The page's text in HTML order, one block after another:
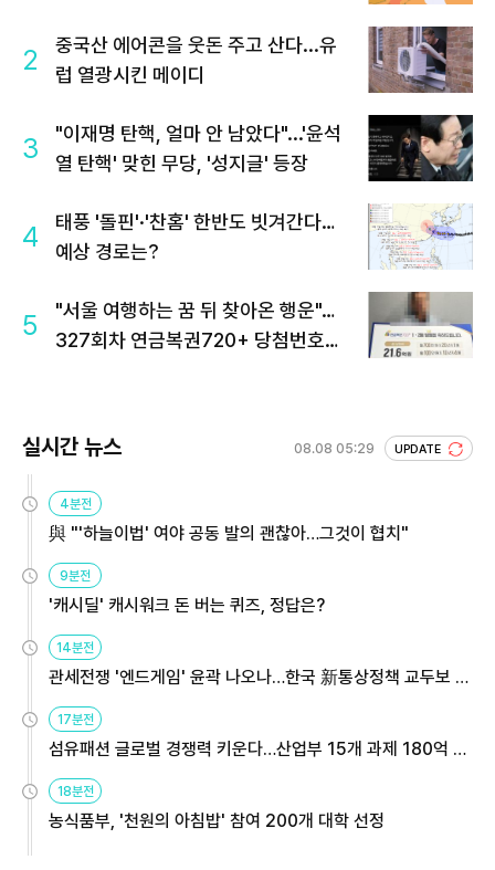
2
중국산 에어콘을 웃돈 주고 산다...유
럽 열광시킨 메이디
3
"이재명 탄핵, 얼마 안 남았다"...'윤석
열 탄핵' 맞힌 무당, '성지글' 등장
4
태풍 '돌핀'·'찬홈' 한반도 빗겨간다…
예상 경로는?
5
"서울 여행하는 꿈 뒤 찾아온 행운"…
327회차 연금복권720+ 당첨번호조
실시간 뉴스 08.08 05:29 UPDATE
4분전
與 "'하늘이법' 여야 공동 발의 괜찮아…그것이 협치"
9분전
'캐시딜' 캐시워크 돈 버는 퀴즈, 정답은?
14분전
관세전쟁 '엔드게임' 윤곽 나오나…한국 新통상정책 교두보 활
용해야
17분전
섬유패션 글로벌 경쟁력 키운다…산업부 15개 과제 180억 지
원
18분전
농식품부, '천원의 아침밥' 참여 200개 대학 선정